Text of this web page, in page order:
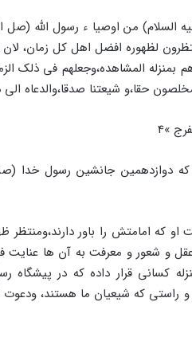
السلام) من اوصیا ء رسول الله (صل
لظهوره افضل اهل کل زمان،
بمنزله المشاهده،‌وجعلهم فی ذلک
حقا،و شیعتنا صدقا،‌والدعاه
»4
جانشین رسول خدا (صل
که امامتش را باور دارند،ومنتظر
و شعور و معرفت به آن ها عنایت
کسانی قرار داده که در پیشگاه
راستی که شیعیان ما هستند،